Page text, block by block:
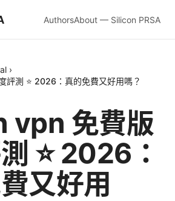
AuthorsAbout — Silicon PRSA
›
評測 ⭐ 2026：真的免費又好用嗎？
vpn 免費版
⭐ 2026：
又好用